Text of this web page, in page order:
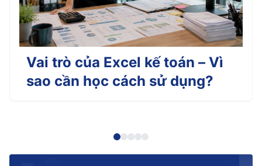
Vai trò của Excel kế toán – Vì
sao cần học cách sử dụng?